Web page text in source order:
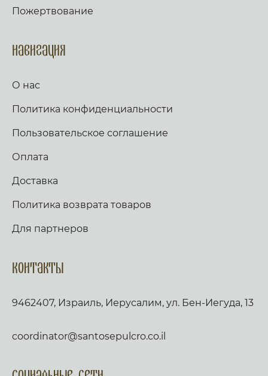
Пожертвование
Навигация
О нас
Политика конфиденциальности
Пользовательское соглашение
Оплата
Доставка
Политика возврата товаров
Для партнеров
Контакты
9462407, Израиль, Иерусалим, ул. Бен-Иегуда, 13
coordinator@santosepulcro.co.il